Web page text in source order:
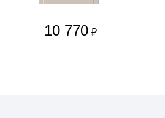
10 770 ₽